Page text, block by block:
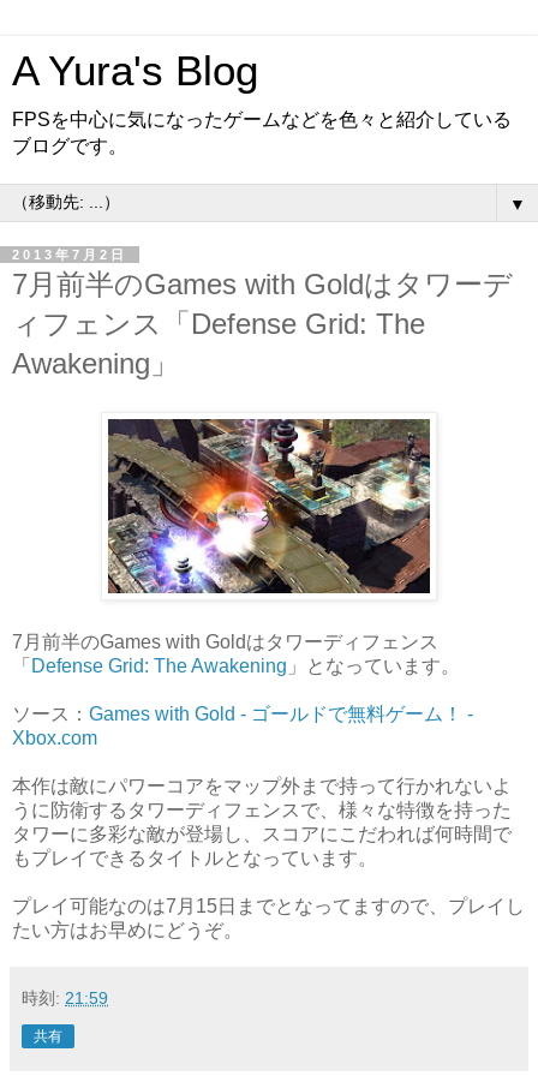
A Yura's Blog
FPSを中心に気になったゲームなどを色々と紹介している
ブログです。
▼
2013年7月2日
7月前半のGames with Goldはタワーデ
ィフェンス「Defense Grid: The
Awakening」
7月前半のGames with Goldはタワーディフェンス
「 Defense Grid: The Awakening 」となっています。
ソース： Games with Gold - ゴールドで無料ゲーム！ -
Xbox.com
本作は敵にパワーコアをマップ外まで持って行かれないよ
うに防衛するタワーディフェンスで、様々な特徴を持った
タワーに多彩な敵が登場し、スコアにこだわれば何時間で
もプレイできるタイトルとなっています。
プレイ可能なのは7月15日までとなってますので、プレイし
たい方はお早めにどうぞ。
時刻: 21:59
共有